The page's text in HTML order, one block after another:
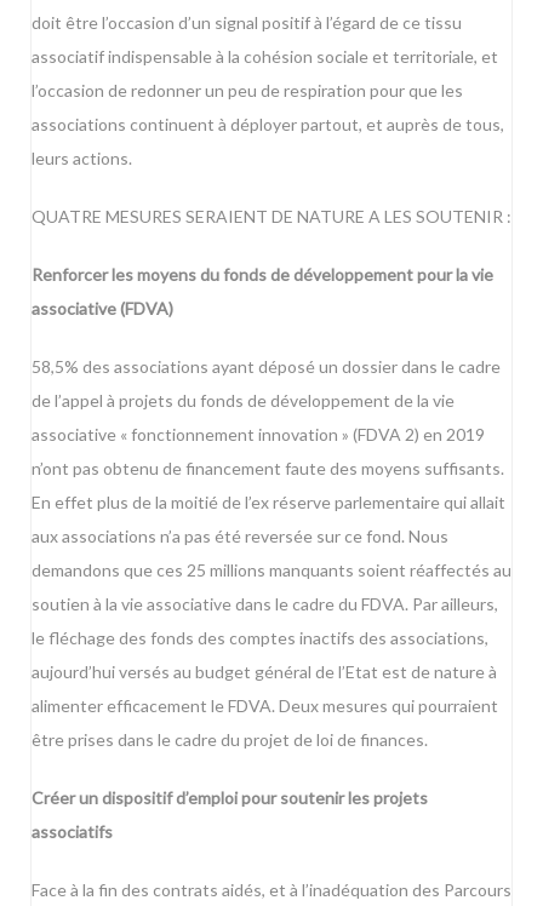
doit être l’occasion d’un signal positif à l’égard de ce tissu
associatif indispensable à la cohésion sociale et territoriale, et
l’occasion de redonner un peu de respiration pour que les
associations continuent à déployer partout, et auprès de tous,
leurs actions.
QUATRE MESURES SERAIENT DE NATURE A LES SOUTENIR :
Renforcer les moyens du fonds de développement pour la vie
associative (FDVA)
58,5% des associations ayant déposé un dossier dans le cadre
de l’appel à projets du fonds de développement de la vie
associative « fonctionnement innovation » (FDVA 2) en 2019
n’ont pas obtenu de financement faute des moyens suffisants.
En effet plus de la moitié de l’ex réserve parlementaire qui allait
aux associations n’a pas été reversée sur ce fond. Nous
demandons que ces 25 millions manquants soient réaffectés au
soutien à la vie associative dans le cadre du FDVA. Par ailleurs,
le fléchage des fonds des comptes inactifs des associations,
aujourd’hui versés au budget général de l’Etat est de nature à
alimenter efficacement le FDVA. Deux mesures qui pourraient
être prises dans le cadre du projet de loi de finances.
Créer un dispositif d’emploi pour soutenir les projets
associatifs
Face à la fin des contrats aidés, et à l’inadéquation des Parcours